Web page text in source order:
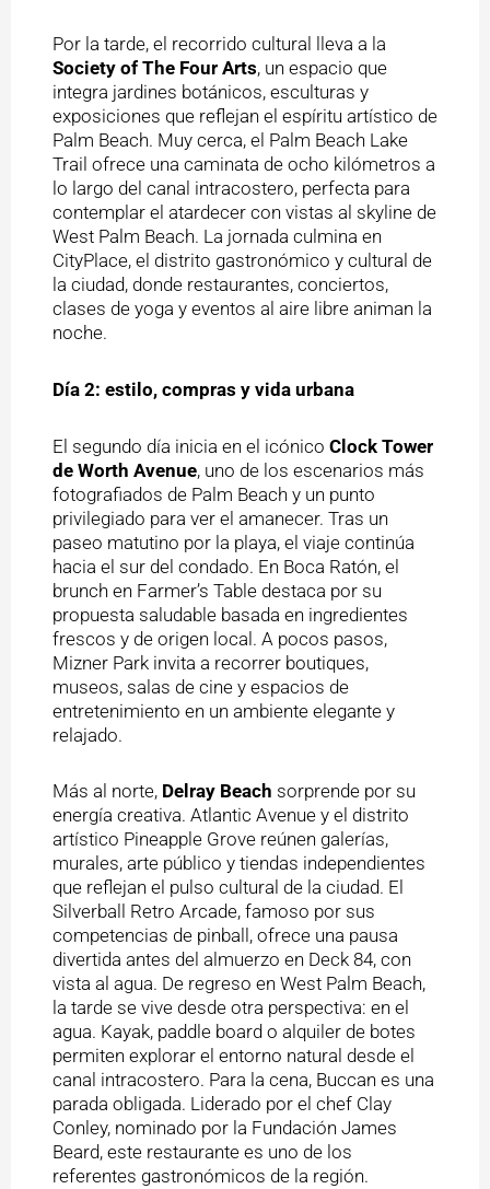
Por la tarde, el recorrido cultural lleva a la
Society of The Four Arts, un espacio que
integra jardines botánicos, esculturas y
exposiciones que reflejan el espíritu artístico de
Palm Beach. Muy cerca, el Palm Beach Lake
Trail ofrece una caminata de ocho kilómetros a
lo largo del canal intracostero, perfecta para
contemplar el atardecer con vistas al skyline de
West Palm Beach. La jornada culmina en
CityPlace, el distrito gastronómico y cultural de
la ciudad, donde restaurantes, conciertos,
clases de yoga y eventos al aire libre animan la
noche.
Día 2: estilo, compras y vida urbana
El segundo día inicia en el icónico Clock Tower
de Worth Avenue, uno de los escenarios más
fotografiados de Palm Beach y un punto
privilegiado para ver el amanecer. Tras un
paseo matutino por la playa, el viaje continúa
hacia el sur del condado. En Boca Ratón, el
brunch en Farmer’s Table destaca por su
propuesta saludable basada en ingredientes
frescos y de origen local. A pocos pasos,
Mizner Park invita a recorrer boutiques,
museos, salas de cine y espacios de
entretenimiento en un ambiente elegante y
relajado.
Más al norte, Delray Beach sorprende por su
energía creativa. Atlantic Avenue y el distrito
artístico Pineapple Grove reúnen galerías,
murales, arte público y tiendas independientes
que reflejan el pulso cultural de la ciudad. El
Silverball Retro Arcade, famoso por sus
competencias de pinball, ofrece una pausa
divertida antes del almuerzo en Deck 84, con
vista al agua. De regreso en West Palm Beach,
la tarde se vive desde otra perspectiva: en el
agua. Kayak, paddle board o alquiler de botes
permiten explorar el entorno natural desde el
canal intracostero. Para la cena, Buccan es una
parada obligada. Liderado por el chef Clay
Conley, nominado por la Fundación James
Beard, este restaurante es uno de los
referentes gastronómicos de la región.